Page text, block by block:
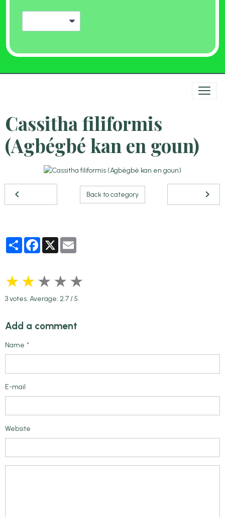
Cassitha filiformis
(Agbégbé kan en goun)
Back to category
PartagerFacebook
X
★★★ ★ ★
3votes. Average: 2.7/ 5.
Add a comment
Name
E-mail
Website